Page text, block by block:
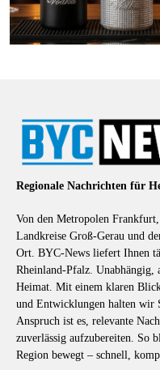
Regionale Nachrichten für
Von den Metropolen
Landkreise Groß-Gerau und
Ort. BYC-News liefert Ihnen
Rheinland-Pfalz. Unabhängig,
Heimat. Mit einem klaren
und Entwicklungen halten wir
Anspruch ist es, relevante
zuverlässig aufzubereiten. So
Region bewegt – schnell,